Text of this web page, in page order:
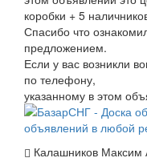
коробки + 5
Спасибо что
предложением.
Если у вас возникли
по телефону,
указанному в этом
Калашников Максим